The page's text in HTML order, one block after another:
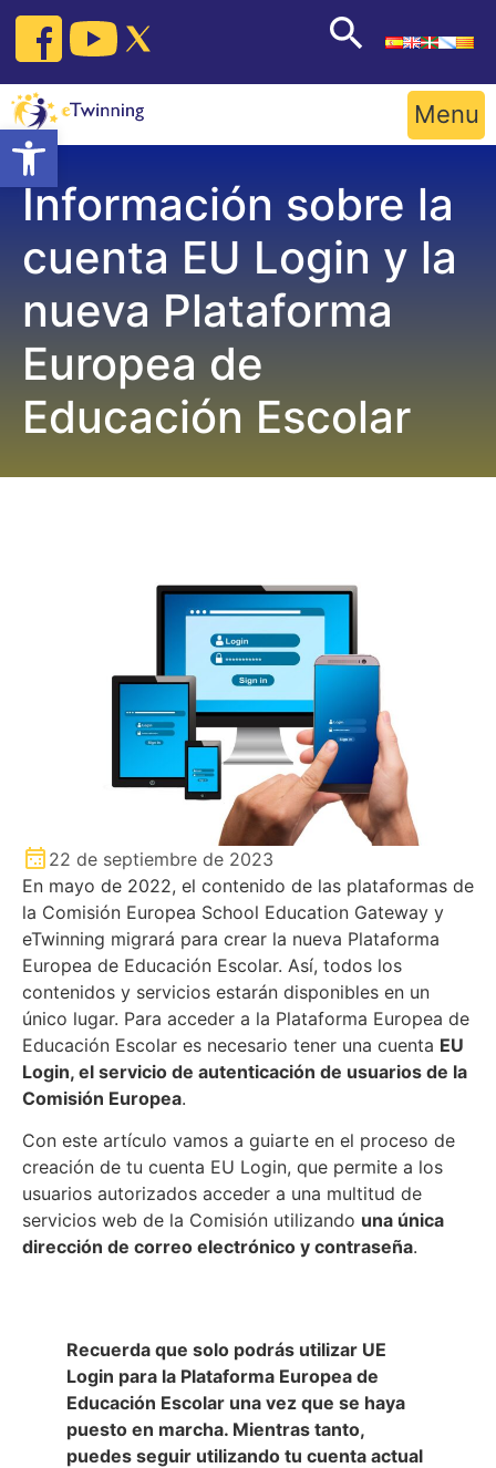
Open toolbar
Skip
content
Menu
Información sobre la
cuenta EU Login y la
nueva Plataforma
Europea de
Educación Escolar
22 de septiembre de 2023
En mayo de 2022, el contenido de las plataformas de
la Comisión Europea School Education Gateway y
eTwinning migrará para crear la nueva Plataforma
Europea de Educación Escolar. Así, todos los
contenidos y servicios estarán disponibles en un
único lugar. Para acceder a la Plataforma Europea de
Educación Escolar es necesario tener una cuenta EU
Login, el servicio de autenticación de usuarios de la
Comisión Europea.
Con este artículo vamos a guiarte en el proceso de
creación de tu cuenta EU Login, que permite a los
usuarios autorizados acceder a una multitud de
servicios web de la Comisión utilizando una única
dirección de correo electrónico y contraseña.
Recuerda que solo podrás utilizar UE
Login para la Plataforma Europea de
Educación Escolar una vez que se haya
puesto en marcha. Mientras tanto,
puedes seguir utilizando tu cuenta actual